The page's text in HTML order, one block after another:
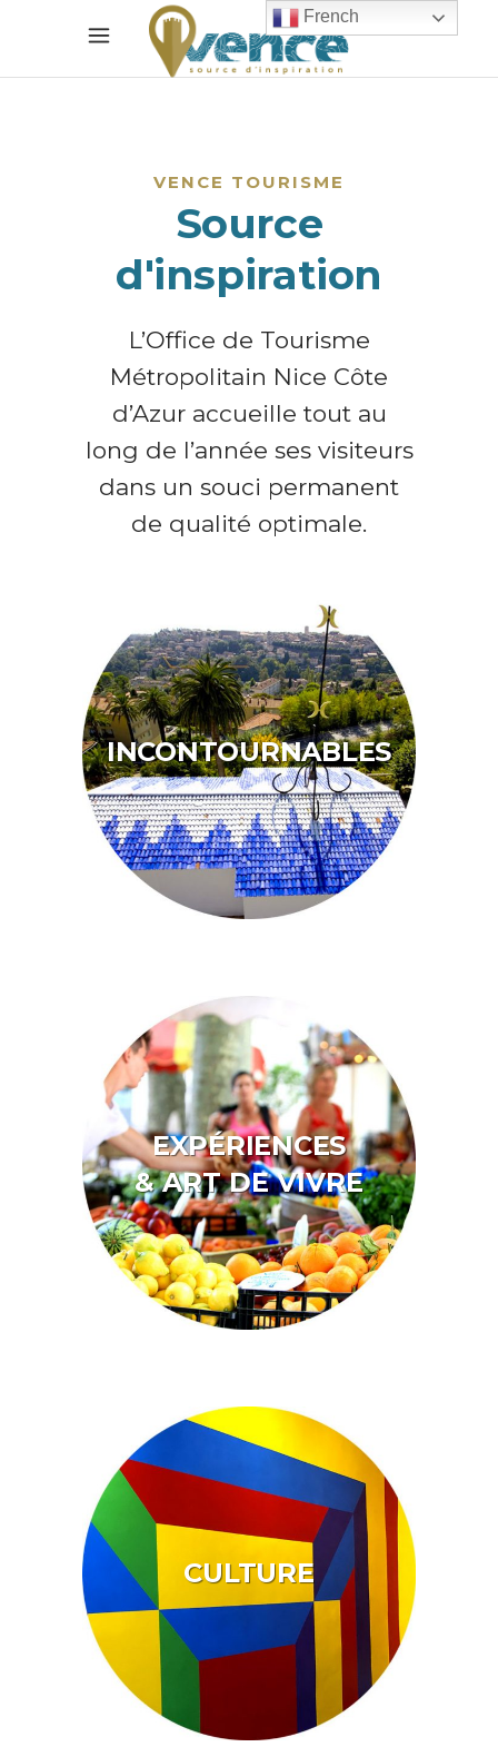
VENCE TOURISME
Source
d'inspiration
L’Office de Tourisme
Métropolitain Nice Côte
d’Azur accueille tout au
long de l’année ses visiteurs
dans un souci permanent
de qualité optimale.
INCONTOURNABLES
EXPÉRIENCES
& ART DE VIVRE
CULTURE
French